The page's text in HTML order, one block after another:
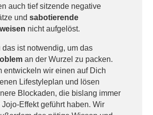
auch tief sitzende negative
undsabotierende
nicht aufgelöst.
das ist notwendig, um das
an der Wurzel zu packen.
entwickeln wir einen auf Dich
Lifestyleplan und lösen
Blockaden, die bislang immer
Effekt geführt haben. Wir